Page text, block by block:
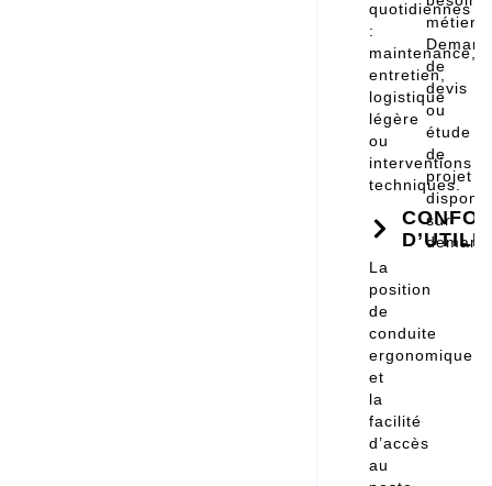
quotidiennes
:
maintenance,
entretien,
logistique
légère
ou
interventions
techniques.
La
position
de
conduite
ergonomique
et
la
facilité
d’accès
au
métier.
de
devis
ou
étude
de
projet
sur